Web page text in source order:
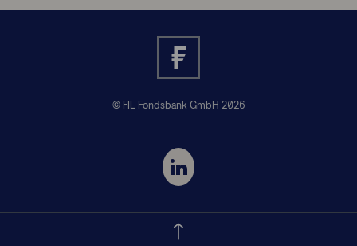
© FIL Fondsbank GmbH 2026